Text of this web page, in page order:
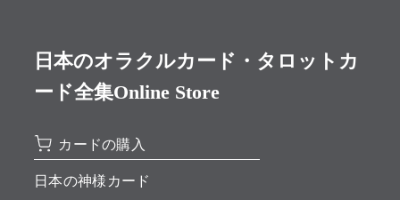
日本のオラクルカード・タロットカ
ード全集Online Store
カードの購入
日本の神様カード